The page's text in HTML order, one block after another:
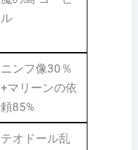
ル
ニンフ像30％
+マリーンの依
頼85%
テオドール乱